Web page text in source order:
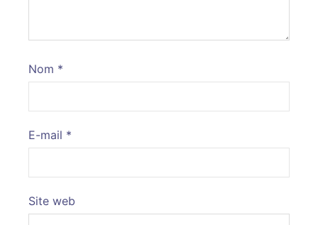
Nom *
E-mail *
Site web